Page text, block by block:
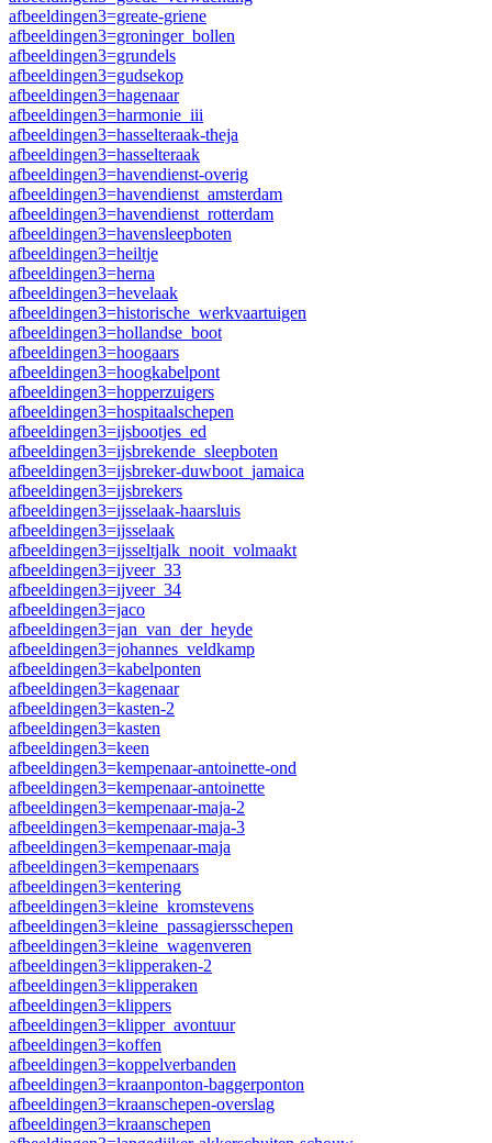
afbeeldingen3=greate-griene
afbeeldingen3=groninger_bollen
afbeeldingen3=grundels
afbeeldingen3=gudsekop
afbeeldingen3=hagenaar
afbeeldingen3=harmonie_iii
afbeeldingen3=hasselteraak-theja
afbeeldingen3=hasselteraak
afbeeldingen3=havendienst-overig
afbeeldingen3=havendienst_amsterdam
afbeeldingen3=havendienst_rotterdam
afbeeldingen3=havensleepboten
afbeeldingen3=heiltje
afbeeldingen3=herna
afbeeldingen3=hevelaak
afbeeldingen3=historische_werkvaartuigen
afbeeldingen3=hollandse_boot
afbeeldingen3=hoogaars
afbeeldingen3=hoogkabelpont
afbeeldingen3=hopperzuigers
afbeeldingen3=hospitaalschepen
afbeeldingen3=ijsbootjes_ed
afbeeldingen3=ijsbrekende_sleepboten
afbeeldingen3=ijsbreker-duwboot_jamaica
afbeeldingen3=ijsbrekers
afbeeldingen3=ijsselaak-haarsluis
afbeeldingen3=ijsselaak
afbeeldingen3=ijsseltjalk_nooit_volmaakt
afbeeldingen3=ijveer_33
afbeeldingen3=ijveer_34
afbeeldingen3=jaco
afbeeldingen3=jan_van_der_heyde
afbeeldingen3=johannes_veldkamp
afbeeldingen3=kabelponten
afbeeldingen3=kagenaar
afbeeldingen3=kasten-2
afbeeldingen3=kasten
afbeeldingen3=keen
afbeeldingen3=kempenaar-antoinette-ond
afbeeldingen3=kempenaar-antoinette
afbeeldingen3=kempenaar-maja-2
afbeeldingen3=kempenaar-maja-3
afbeeldingen3=kempenaar-maja
afbeeldingen3=kempenaars
afbeeldingen3=kentering
afbeeldingen3=kleine_kromstevens
afbeeldingen3=kleine_passagiersschepen
afbeeldingen3=kleine_wagenveren
afbeeldingen3=klipperaken-2
afbeeldingen3=klipperaken
afbeeldingen3=klippers
afbeeldingen3=klipper_avontuur
afbeeldingen3=koffen
afbeeldingen3=koppelverbanden
afbeeldingen3=kraanponton-baggerponton
afbeeldingen3=kraanschepen-overslag
afbeeldingen3=kraanschepen